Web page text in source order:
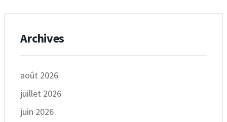
Archives
août 2026
juillet 2026
juin 2026